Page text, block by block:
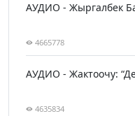
АУДИО - Жыргалбек
4665778
АУДИО - Жактоочу:
4635834